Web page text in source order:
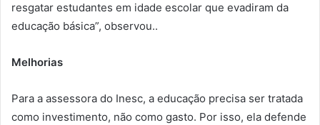
resgatar estudantes em idade escolar que evadiram da
educação básica”, observou..
Melhorias
Para a assessora do Inesc, a educação precisa ser tratada
como investimento, não como gasto. Por isso, ela defende